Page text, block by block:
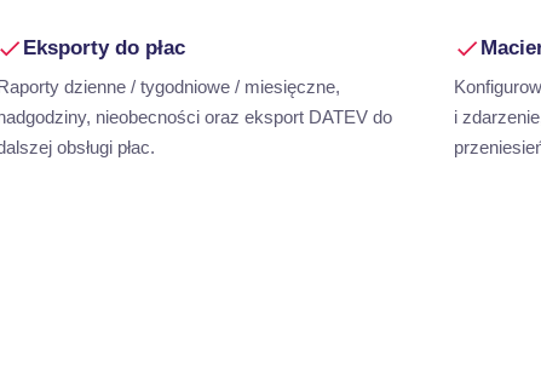
Eksporty do płac
dzienne / tygodniowe / miesięczne,
nieobecności oraz eksport DATEV do
obsługi płac.
i